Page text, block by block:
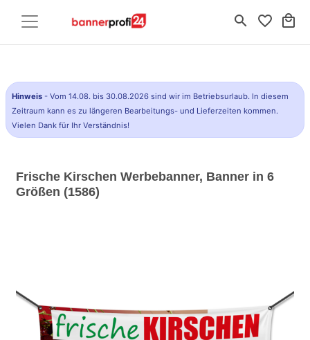
search favorite_border local_mall
Hinweis - Vom 14.08. bis 30.08.2026 sind wir im Betriebsurlaub. In diesem
Zeitraum kann es zu längeren Bearbeitungs- und Lieferzeiten kommen.
Vielen Dank für Ihr Verständnis!
Frische Kirschen Werbebanner, Banner in 6
Größen (1586)